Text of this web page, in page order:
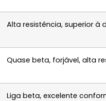
Alta resistência, superior à
Quase beta, forjável, alta
Liga beta, excelente